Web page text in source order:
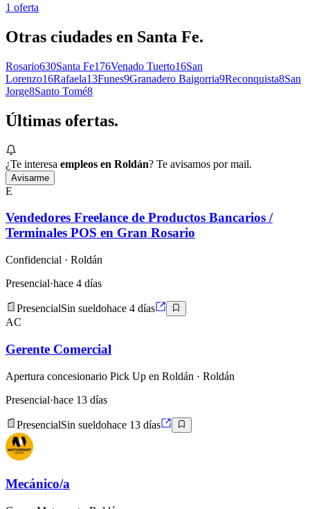
1 oferta
Otras ciudades en Santa Fe.
Rosario630Santa Fe176Venado Tuerto16San
Lorenzo16Rafaela13Funes9Granadero Baigorria9Reconquista8San
Jorge8Santo Tomé8
Últimas ofertas.
¿Te interesa empleos en Roldán? Te avisamos por mail.
Avisarme
E
Vendedores Freelance de Productos Bancarios /
Terminales POS en Gran Rosario
Confidencial · Roldán
Presencial·hace 4 días
PresencialSin sueldohace 4 días
AC
Gerente Comercial
Apertura concesionario Pick Up en Roldán · Roldán
Presencial·hace 13 días
PresencialSin sueldohace 13 días
Mecánico/a